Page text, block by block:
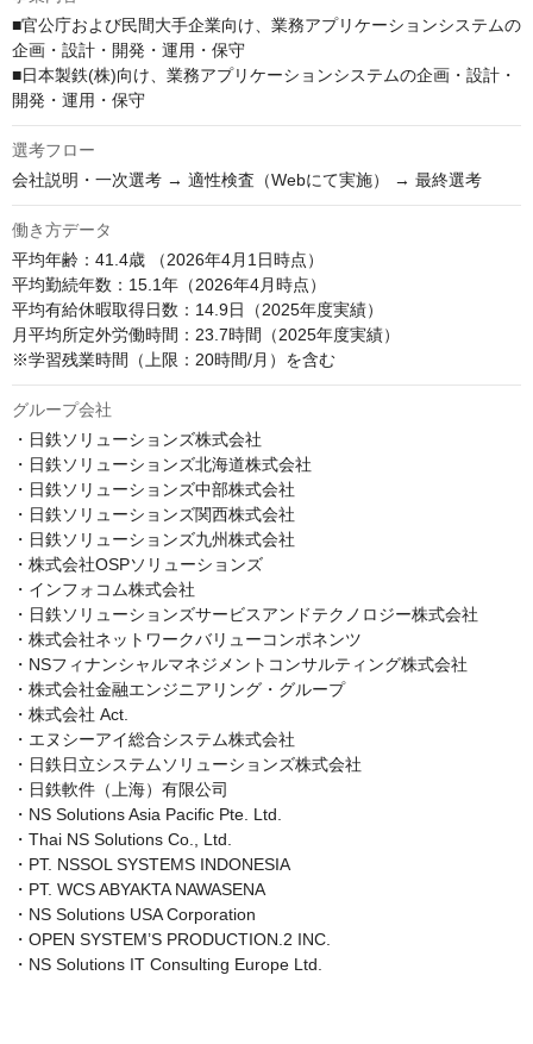
■官公庁および民間大手企業向け、業務アプリケーションシステムの
企画・設計・開発・運用・保守
■日本製鉄(株)向け、業務アプリケーションシステムの企画・設計・
開発・運用・保守
選考フロー
会社説明・一次選考 → 適性検査（Webにて実施） → 最終選考
働き方データ
平均年齢：41.4歳 （2026年4月1日時点）
平均勤続年数：15.1年（2026年4月時点）
平均有給休暇取得日数：14.9日（2025年度実績）
月平均所定外労働時間：23.7時間（2025年度実績）
※学習残業時間（上限：20時間/月）を含む
グループ会社
・日鉄ソリューションズ株式会社
・日鉄ソリューションズ北海道株式会社
・日鉄ソリューションズ中部株式会社
・日鉄ソリューションズ関西株式会社
・日鉄ソリューションズ九州株式会社
・株式会社OSPソリューションズ
・インフォコム株式会社
・日鉄ソリューションズサービスアンドテクノロジー株式会社
・株式会社ネットワークバリューコンポネンツ
・NSフィナンシャルマネジメントコンサルティング株式会社
・株式会社金融エンジニアリング・グループ
・株式会社 Act.
・エヌシーアイ総合システム株式会社
・日鉄日立システムソリューションズ株式会社
・日鉄軟件（上海）有限公司
・NS Solutions Asia Pacific Pte. Ltd.
・Thai NS Solutions Co., Ltd.
・PT. NSSOL SYSTEMS INDONESIA
・PT. WCS ABYAKTA NAWASENA
・NS Solutions USA Corporation
・OPEN SYSTEM’S PRODUCTION.2 INC.
・NS Solutions IT Consulting Europe Ltd.